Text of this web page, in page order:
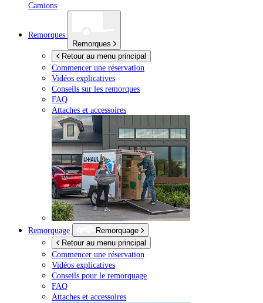
Camions
Remorques
Remorques
Retour au menu principal
Commencer une réservation
Vidéos explicatives
Conseils sur les remorques
FAQ
Attaches et accessoires
Remorquage
Remorquage
Retour au menu principal
Commencer une réservation
Vidéos explicatives
Conseils pour le remorquage
FAQ
Attaches et accessoires